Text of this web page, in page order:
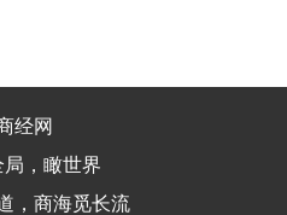
经网
，瞰世界
，商海觅长流